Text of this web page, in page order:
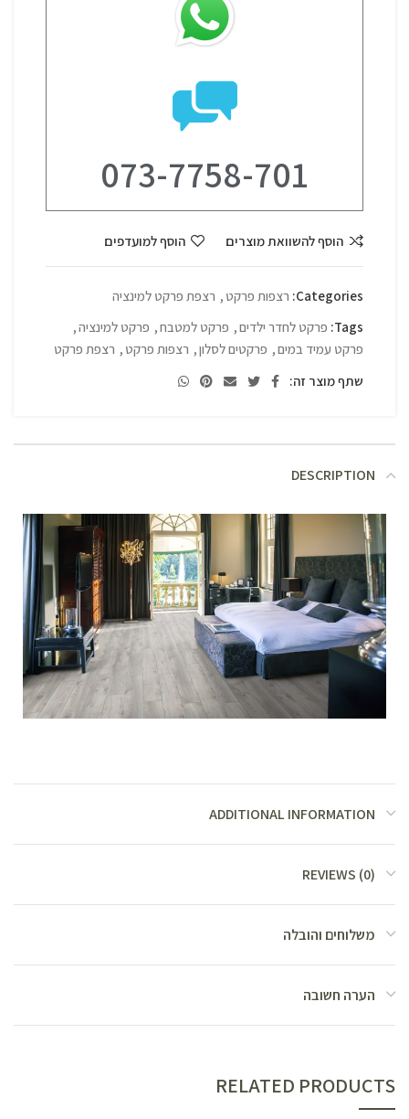
073-7758-701
הוסף להשוואת מוצרים הוסף למועדפים
Categories: רצפות פרקט , רצפת פרקט למינציה
Tags: פרקט לחדר ילדים, פרקט למטבח, פרקט למינציה,
פרקט עמיד במים, פרקטים לסלון, רצפות פרקט , רצפת פרקט
שתף מוצר זה:
DESCRIPTION
ADDITIONAL INFORMATION
REVIEWS (0)
משלוחים והובלה
הערה חשובה
RELATED PRODUCTS